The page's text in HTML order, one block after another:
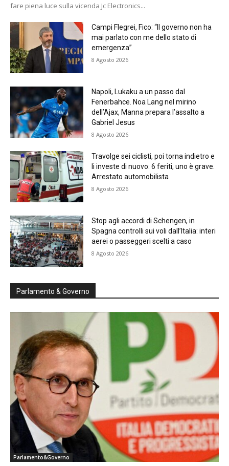
fare piena luce sulla vicenda Jc Electronics...
Campi Flegrei, Fico: “Il governo non ha
mai parlato con me dello stato di
emergenza”
8 Agosto 2026
Napoli, Lukaku a un passo dal
Fenerbahce. Noa Lang nel mirino
dell’Ajax, Manna prepara l’assalto a
Gabriel Jesus
8 Agosto 2026
Travolge sei ciclisti, poi torna indietro e
li investe di nuovo: 6 feriti, uno è grave.
Arrestato automobilista
8 Agosto 2026
Stop agli accordi di Schengen, in
Spagna controlli sui voli dall’Italia: interi
aerei o passeggeri scelti a caso
8 Agosto 2026
Parlamento & Governo
Parlamento&Governo